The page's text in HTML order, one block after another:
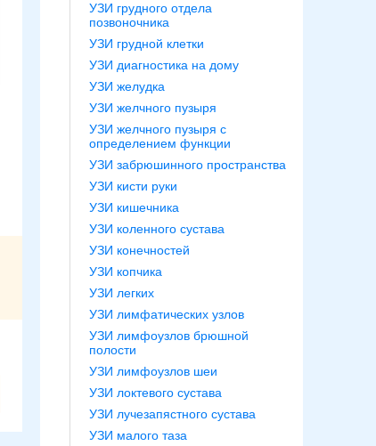
УЗИ грудного отдела
позвоночника
УЗИ грудной клетки
УЗИ диагностика на дому
УЗИ желудка
УЗИ желчного пузыря
УЗИ желчного пузыря с
определением функции
УЗИ забрюшинного пространства
УЗИ кисти руки
УЗИ кишечника
УЗИ коленного сустава
УЗИ конечностей
УЗИ копчика
УЗИ легких
УЗИ лимфатических узлов
УЗИ лимфоузлов брюшной
полости
УЗИ лимфоузлов шеи
УЗИ локтевого сустава
УЗИ лучезапястного сустава
УЗИ малого таза